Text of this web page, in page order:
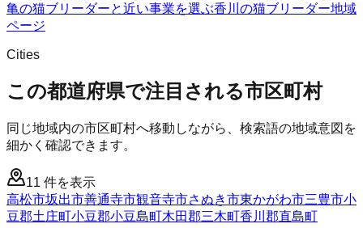
亀の猫ブリーダーと近い事業を選ぶ香川 の猫ブリーダー地域
ページ
Cities
この都道府県で注目される市区町村
同じ地域内の市区町村へ移動しながら、検索語の地域意図を
細かく確認できます。
11 件を表示
高松市坂出市善通寺市観音寺市さぬき市東かがわ市三豊市小
豆郡土庄町小豆郡小豆島町木田郡三木町香川郡直島町